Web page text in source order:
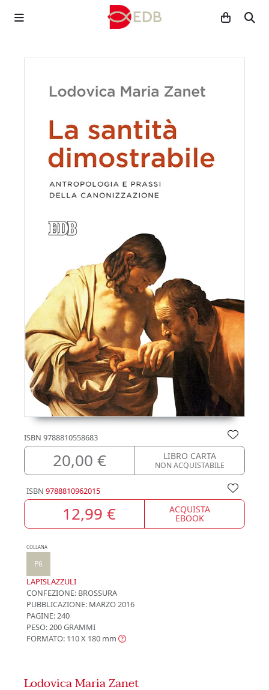
ISBN 9788810558683
20,00 € LIBRO CARTA
NON ACQUISTABILE
ISBN 9788810962015
12,99 € ACQUISTA
EBOOK
COLLANA
P6
LAPISLAZZULI
CONFEZIONE: BROSSURA
PUBBLICAZIONE: MARZO 2016
PAGINE: 240
PESO: 200 GRAMMI
FORMATO: 110 X 180 mm
Lodovica Maria Zanet